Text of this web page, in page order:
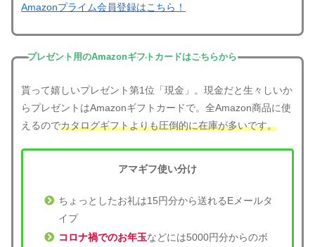
Amazonプライム会員登録はこちら！
プレゼント用のAmazonギフトカードはこちらから
貰って嬉しいプレゼント第1位「現金」。現金だと生々しいか
らプレゼントはAmazonギフトカードで。全Amazon商品に使
えるのでカタログギフトよりも圧倒的に在庫が多いです。
アマギフ使い分け
ちょっとしたお礼は15円分から送れるEメールタ
イプ
コロナ禍でのお年玉などには5000円分からのボ